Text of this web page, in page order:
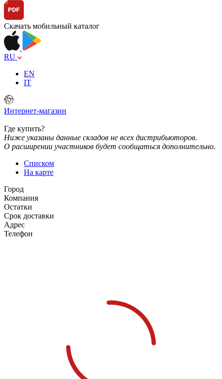
Скачать мобильный каталог
RU
EN
IT
Интернет-магазин
Где купить?
Ниже указаны данные складов не всех дистрибьюторов.
О расширении участников будет сообщаться дополнительно.
Списком
На карте
Город
Компания
Остатки
Срок доставки
Адрес
Телефон